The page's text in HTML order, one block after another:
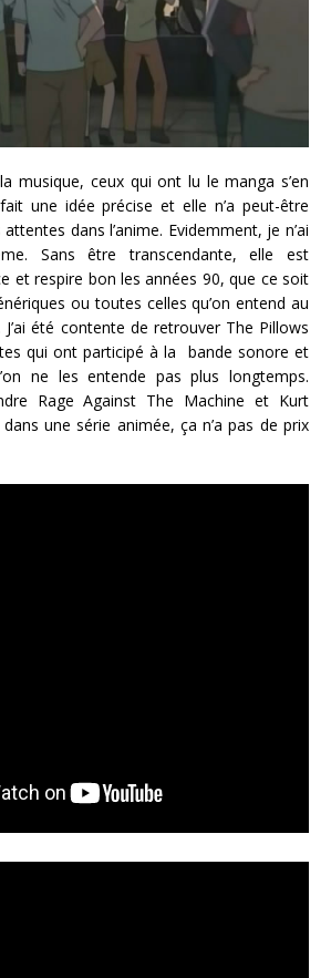
musique, ceux qui ont lu le manga s’en
une idée précise et elle n’a peut-être
dans l’anime. Evidemment, je n’ai
Sans être transcendante, elle est
et respire bon les années 90, que ce soit
ou toutes celles qu’on entend au
été contente de retrouver The Pillows
qui ont participé à la bande sonore et
ne les entende pas plus longtemps.
Rage Against The Machine et Kurt
une série animée, ça n’a pas de prix